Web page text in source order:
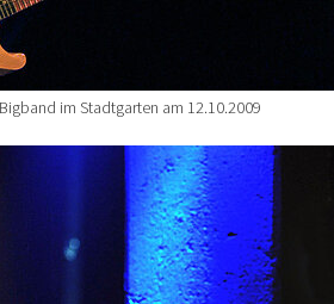
im Stadtgarten am 12.10.2009